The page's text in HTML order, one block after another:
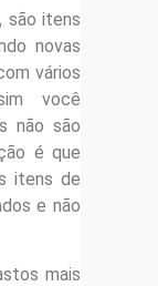
são itens
novas
vários
você
não são
é que
itens de
e não
mais